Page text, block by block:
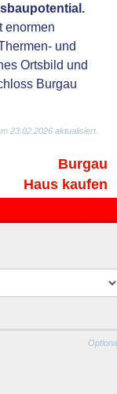
enormen
und
Ortsbild und
Burgau
23.02.2026 aktualisiert.
Burgau
Haus kaufen